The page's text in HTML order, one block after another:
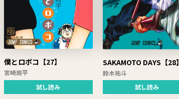
僕とロボコ【27】
宮崎周平
試し読み
SAKAMOTO DAYS【28】
鈴木祐斗
試し読み